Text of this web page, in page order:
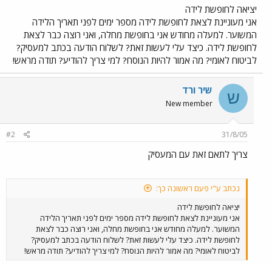
יציאה לחופשת לידה
אני מעוניינת לצאת לחופשת לידה מספר ימים לפני תאריך הלידה
המשוער. למעלה מחודש אני בחופשת מחלה, ואני רוצה כבר לצאת
לחופשת לידה. כיצד עלי לעשות זאת? לשלוח הודעה בכתב למעסיק?
לביטוח לאומי? מה אמור להיות הנוסח? למי צריך להודיע? תודה מראש!
ש שיר ורד
New member
31/8/05
#2
צריך לתאם זאת עם המעסיק
נכתב ע"י פעם ראשונה כך:
יציאה לחופשת לידה
אני מעוניינת לצאת לחופשת לידה מספר ימים לפני תאריך הלידה
המשוער. למעלה מחודש אני בחופשת מחלה, ואני רוצה כבר לצאת
לחופשת לידה. כיצד עלי לעשות זאת? לשלוח הודעה בכתב למעסיק?
לביטוח לאומי? מה אמור להיות הנוסח? למי צריך להודיע? תודה מראש!